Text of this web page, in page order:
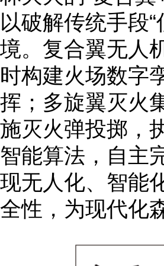
以破解传统手段
境。复合翼无人
时构建火场数字
挥；多旋翼灭火
施灭火弹投掷，
智能算法，自主
现无人化、智能
全性，为现代化